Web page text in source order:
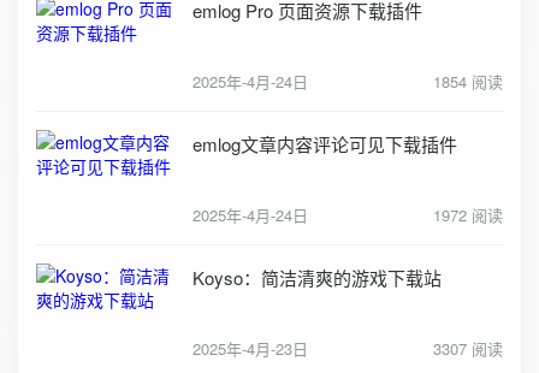
emlog Pro 页面资源下载插件
2025年-4月-24日 1854 阅读
emlog文章内容评论可见下载插件
2025年-4月-24日 1972 阅读
Koyso：简洁清爽的游戏下载站
2025年-4月-23日 3307 阅读